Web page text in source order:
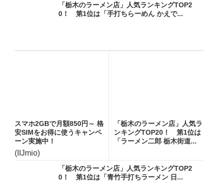
「栃木のラーメン店」人気ランキングTOP2
0！ 第1位は「手打ちらーめん かえで...
スマホ2GBで月額850円～ 格
安SIMをお得に使うキャンペ
ーン実施中！
(IIJmio)
「栃木のラーメン店」人気ラ
ンキングTOP20！ 第1位は
「ラーメン二郎 栃木街道...
「栃木のラーメン店」人気ランキングTOP2
0！ 第1位は「青竹手打ちラーメン 日...